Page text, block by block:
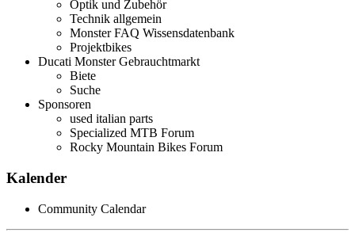
Optik und Zubehör
Technik allgemein
Monster FAQ Wissensdatenbank
Projektbikes
Ducati Monster Gebrauchtmarkt
Biete
Suche
Sponsoren
used italian parts
Specialized MTB Forum
Rocky Mountain Bikes Forum
Kalender
Community Calendar